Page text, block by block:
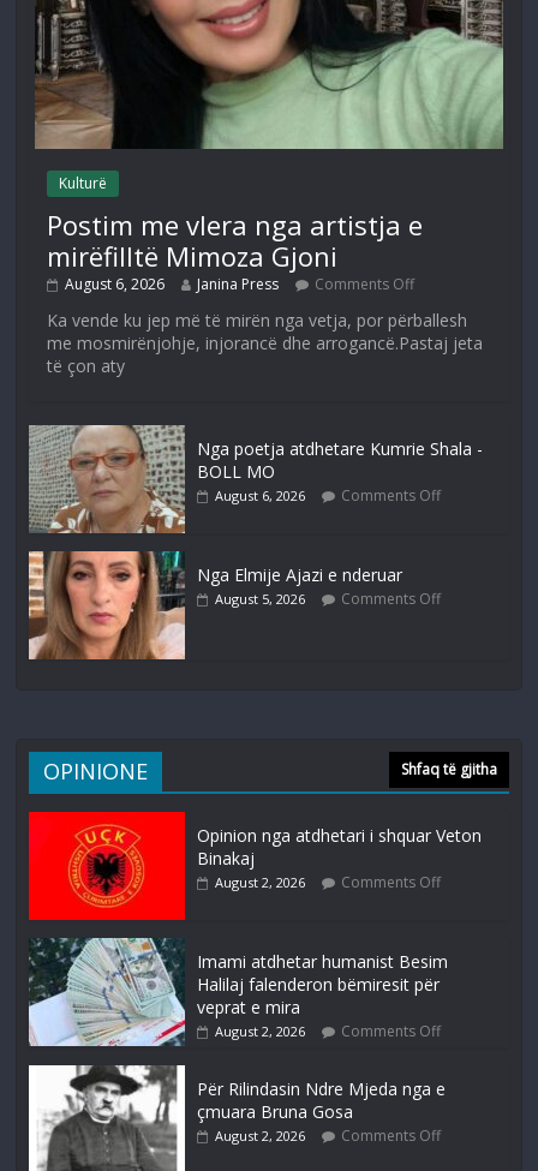
Kulturë
Postim me vlera nga artistja e
mirëfilltë Mimoza Gjoni
August 6, 2026 Janina Press Comments Off
Ka vende ku jep më të mirën nga vetja, por përballesh
me mosmirënjohje, injorancë dhe arrogancë.Pastaj jeta
të çon aty
Nga poetja atdhetare Kumrie Shala -
BOLL MO
August 6, 2026 Comments Off
Nga Elmije Ajazi e nderuar
August 5, 2026 Comments Off
OPINIONE Shfaq të gjitha
Opinion nga atdhetari i shquar Veton
Binakaj
August 2, 2026 Comments Off
Imami atdhetar humanist Besim
Halilaj falenderon bëmiresit për
veprat e mira
August 2, 2026 Comments Off
Për Rilindasin Ndre Mjeda nga e
çmuara Bruna Gosa
August 2, 2026 Comments Off